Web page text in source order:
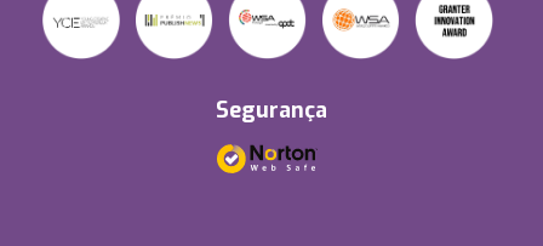
Segurança